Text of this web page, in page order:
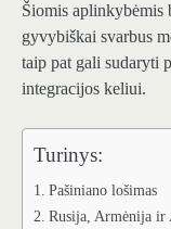
Šiomis
gyvybiškai svarbus
taip pat gali sudaryti
integracijos keliui.
Turinys:
Pašiniano lošimas
Rusija, Armėnija ir